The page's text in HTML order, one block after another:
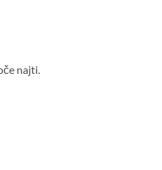
najti.